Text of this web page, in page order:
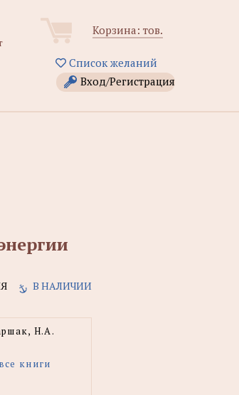
Корзина: тов.
Список желаний
Вход/Регистрация
В НАЛИЧИИ
Н.А.
все книги